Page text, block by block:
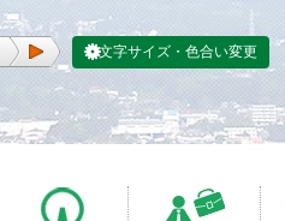
文字サイズ・色合い変更